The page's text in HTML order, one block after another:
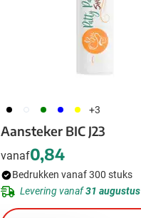
001 310 004 005 006 +3
Aansteker BIC J23
vanaf0,84
Bedrukken vanaf 300 stuks
Levering vanaf31 augustus